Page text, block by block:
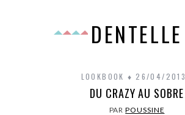
DENTELLE
LOOKBOOK 26/04/2013
DU CRAZY AU SOBRE
PARPOUSSINE